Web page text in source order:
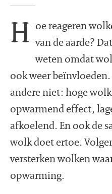
H oe reageren
van de aarde?
weten omdat
ook weer
andere niet: hoge
opwarmend effect,
afkoelend. En ook de
wolk doet ertoe.
versterken wolken
opwarming.